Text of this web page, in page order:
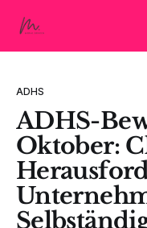
ADHS
ADHS-
Oktober: